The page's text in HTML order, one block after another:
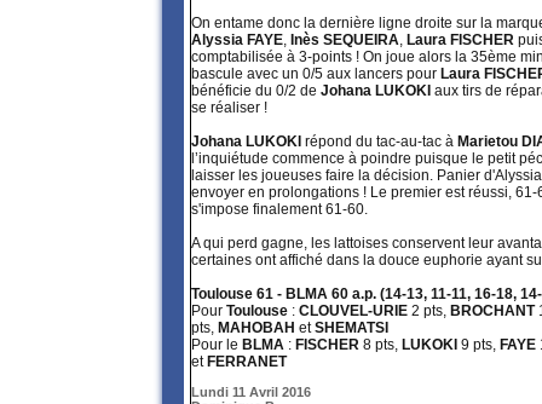
On entame donc la dernière ligne droite sur la
Alyssia FAYE, Inès SEQUEIRA, Laura FISCHER
comptabilisée à 3-points ! On joue alors la 35ème
bascule avec un 0/5 aux lancers pour Laura
bénéficie du 0/2 de Johana LUKOKI aux tirs de
se réaliser !
Johana LUKOKI répond du tac-au-tac à Marietou
l’inquiétude commence à poindre puisque le petit
laisser les joueuses faire la décision. Panier
envoyer en prolongations ! Le premier est réussi,
s'impose finalement 61-60.
A qui perd gagne, les lattoises conservent leur
certaines ont affiché dans la douce euphorie ayant
Toulouse 61 - BLMA 60 a.p. (14-13, 11-11, 16-18,
Pour Toulouse : CLOUVEL-URIE 2 pts, BROCHANT
pts, MAHOBAH etSHEMATSI
Pour le BLMA : FISCHER 8 pts, LUKOKI 9 pts, FAYE
et FERRANET
Lundi 11 Avril 2016